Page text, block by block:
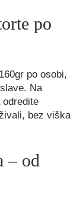
po
po osobi,
Na
odredite
bez viška
– od